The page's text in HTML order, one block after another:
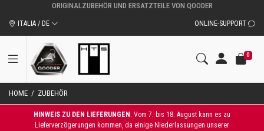
ORIGINALZUBEHÖR UND ERSATZTEILE VON QOODER
ITALIA / DE ONLINE-SUPPORT
0
HOME / ZUBEHÖR
HINWEIS ZU DEN LIEFERUNGEN : Vom 7. bis 18. August kann es zu
Lieferverzögerungen kommen, da einige Niederlassungen unserer